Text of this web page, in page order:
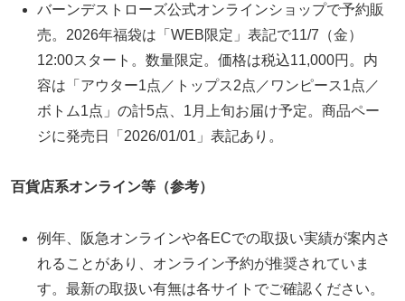
バーンデストローズ公式オンラインショップで予約販
売。2026年福袋は「WEB限定」表記で11/7（金）
12:00スタート。数量限定。価格は税込11,000円。内
容は「アウター1点／トップス2点／ワンピース1点／
ボトム1点」の計5点、1月上旬お届け予定。商品ペー
ジに発売日「2026/01/01」表記あり。
百貨店系オンライン等（参考）
例年、阪急オンラインや各ECでの取扱い実績が案内さ
れることがあり、オンライン予約が推奨されていま
す。最新の取扱い有無は各サイトでご確認ください。